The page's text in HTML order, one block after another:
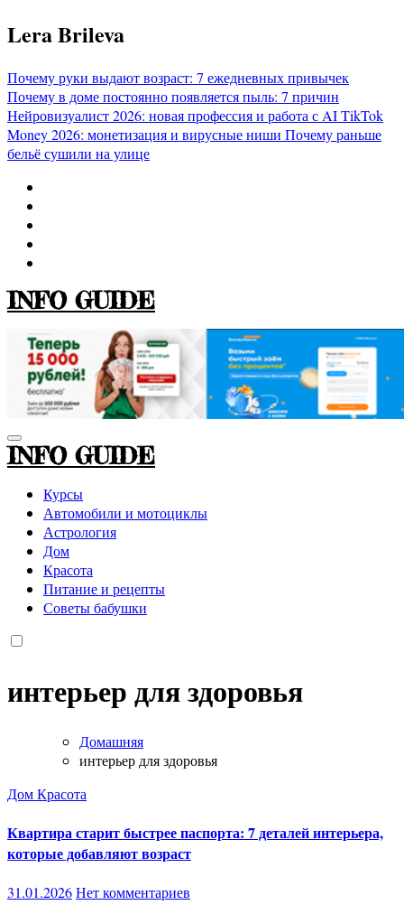
Перейти
к
Lera Brileva
Почему руки выдают возраст: 7 ежедневных привычек
Почему в доме постоянно появляется пыль: 7 причин
Нейровизуалист 2026: новая профессия и работа с AITikTok
Money 2026: монетизация и вирусные ниши Почему раньше
бельё сушили на улице
INFO GUIDE
INFO GUIDE
Курсы
Автомобили и мотоциклы
Астрология
Дом
Красота
Питание и рецепты
Советы бабушки
интерьер для здоровья
Домашняя
интерьер для здоровья
ДомКрасота
Квартира старит быстрее паспорта: 7 деталей интерьера,
которые добавляют возраст
31.01.2026Нет комментариев